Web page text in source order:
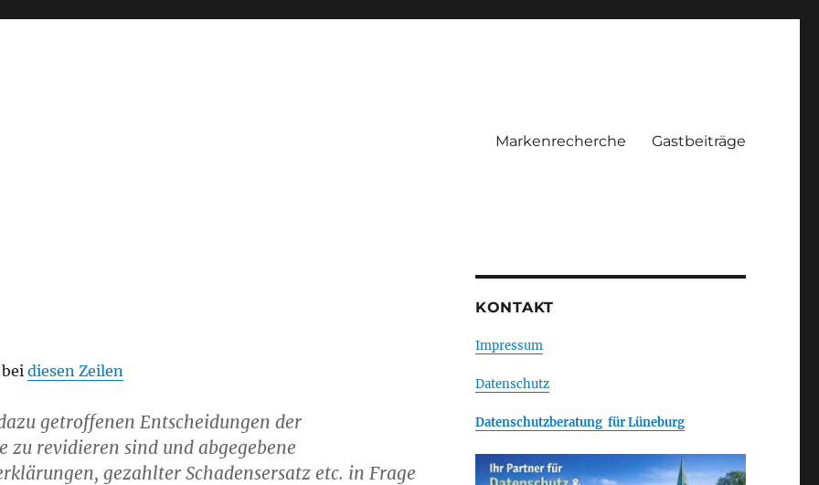
Markenrecherche Gastbeiträge
diesen Zeilen
getroffenen Entscheidungen der
zu revidieren sind und abgegebene
gezahlter Schadensersatz etc. in Frage
KONTAKT
Impressum
Datenschutz
Datenschutzberatung für Lüneburg